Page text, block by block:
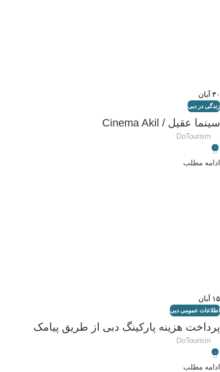
۳۰ آبان
زندگی در دبی
سینما عقیل / Cinema Akil
DoTourism
۰
ادامه مطلب
۱۵ آبان
اطلاعات عمومی دبی
پرداخت هزینه پارکینگ دبی از طریق پیامک
DoTourism
۰
ادامه مطلب